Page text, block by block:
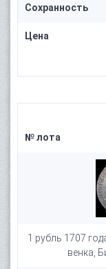
Сохранность
Цена
№ лота
1 рубль 1707
венка,